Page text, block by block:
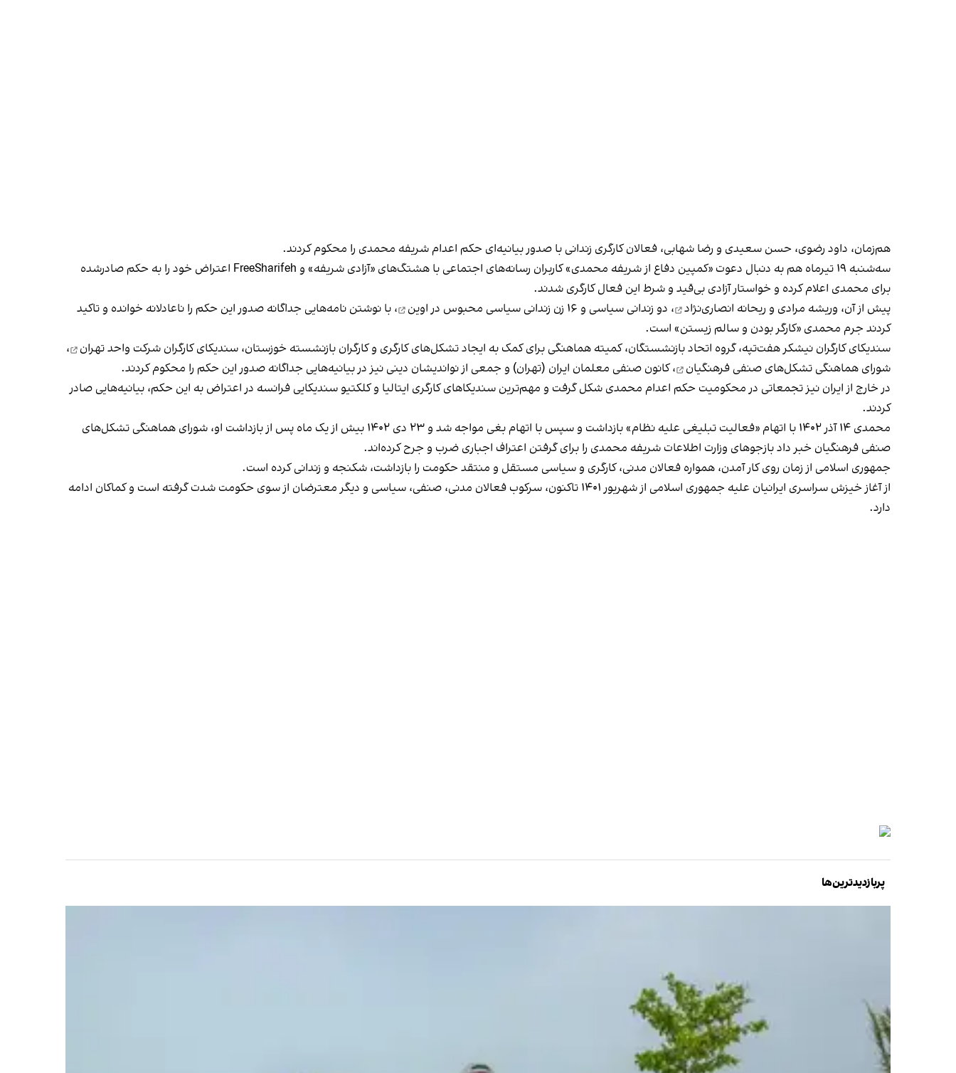
هم‌زمان، داود رضوی، حسن سعیدی و رضا شهابی، فعالان کارگری زندانی با صدور بیانیه‌ای حکم اعدام شریفه محمدی را محکوم کردند.
سه‌شنبه ۱۹ تیرماه هم به دنبال دعوت «کمپین دفاع از شریفه محمدی» کاربران رسانه‌های اجتماعی با هشتگ‌های «آزادی شریفه» و FreeSharifeh اعتراض خود را به حکم صادرشده
برای محمدی اعلام کرده و خواستار آزادی بی‌قید و شرط این فعال کارگری شدند.
پیش از آن، وریشه مرادی و ریحانه انصاری‌نژاد ، دو زندانی سیاسی و ۱۶ زن زندانی سیاسی محبوس در اوین
، با نوشتن نامه‌هایی جداگانه صدور این حکم را ناعادلانه خوانده و تاکید
کردند جرم محمدی «کارگر بودن و سالم زیستن» است.
سندیکای کارگران نیشکر هفت‌تپه، گروه اتحاد بازنشستگان، کمیته هماهنگی برای کمک به ایجاد تشکل‌های کارگری و کارگران بازنشسته خوزستان، سندیکای کارگران شرکت واحد تهران
،
شورای هماهنگی تشکل‌های صنفی فرهنگیان
،کانون صنفی معلمان ایران (تهران) وجمعی از نواندیشان دینی نیز در بیانیه‌هایی جداگانه صدور این حکم را محکوم کردند.
در خارج از ایران نیزتجمعاتی در محکومیت حکم اعدام محمدی شکل گرفت و مهم‌ترین سندیکاهای کارگری ایتالیا وکلکتیو سندیکایی فرانسه در اعتراض به این حکم، بیانیه‌‌هایی صادر
کردند.
محمدی ۱۴ آذر ۱۴۰۲ با اتهام «فعالیت تبلیغی علیه نظام» بازداشت و سپس با اتهام بغی مواجه شد و ۲۳ دی ۱۴۰۲ بیش از یک ماه پس از بازداشت او، شورای هماهنگی تشکل‌های
صنفی فرهنگیان خبر دادبازجوهای وزارت اطلاعات شریفه محمدی را برای گرفتن اعتراف اجباری ضرب و جرح کرده‌اند.
جمهوری اسلامی از زمان روی کار آمدن، همواره فعالان مدنی، کارگری و سیاسی مستقل و منتقد حکومت را بازداشت، شکنجه و زندانی کرده است.
از آغاز خیزش سراسری ایرانیان علیه جمهوری اسلامی از شهریور ۱۴۰۱ تاکنون، سرکوب فعالان مدنی، صنفی، سیاسی و دیگر معترضان از سوی حکومت شدت گرفته است و کماکان ادامه
دارد.
پربازدیدترین‌ها